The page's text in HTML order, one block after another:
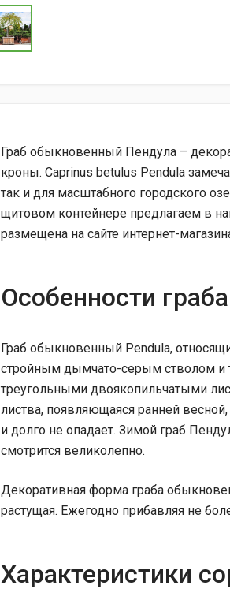
Граб обыкновенный Пендула –
кроны. Caprinus betulus Pendula
так и для масштабного городского
щитовом контейнере предлагаем в
размещена на сайте интернет-
Особенности
Граб обыкновенный Pendula,
стройным дымчато-серым стволом и
треугольными двоякопильчатыми
листва, появляющаяся ранней
и долго не опадает. Зимой граб
смотрится великолепно.
Декоративная форма граба
растущая. Ежегодно прибавляя не
Характеристики